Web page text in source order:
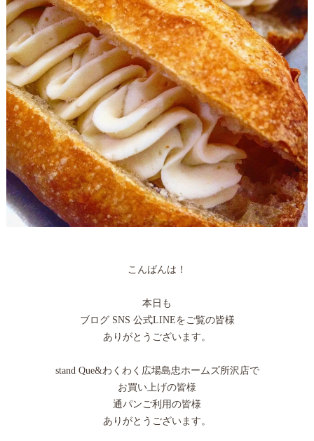
こんばんは！
本日も
ブログ SNS 公式LINEをご覧の皆様
ありがとうございます。
stand Que&わくわく広場島忠ホームズ所沢店で
お買い上げの皆様
通パンご利用の皆様
ありがとうございます。